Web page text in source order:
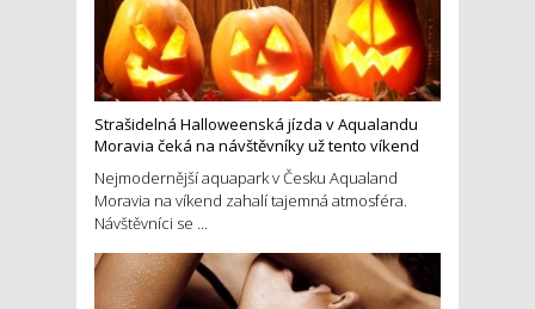
Strašidelná Halloweenská jízda v Aqualandu
Moravia čeká na návštěvníky už tento víkend
Nejmodernější aquapark v Česku Aqualand
Moravia na víkend zahalí tajemná atmosféra.
Návštěvníci se ...